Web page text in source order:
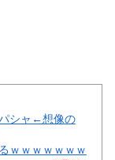
シャ←想像の
ｗｗｗｗｗｗｗ